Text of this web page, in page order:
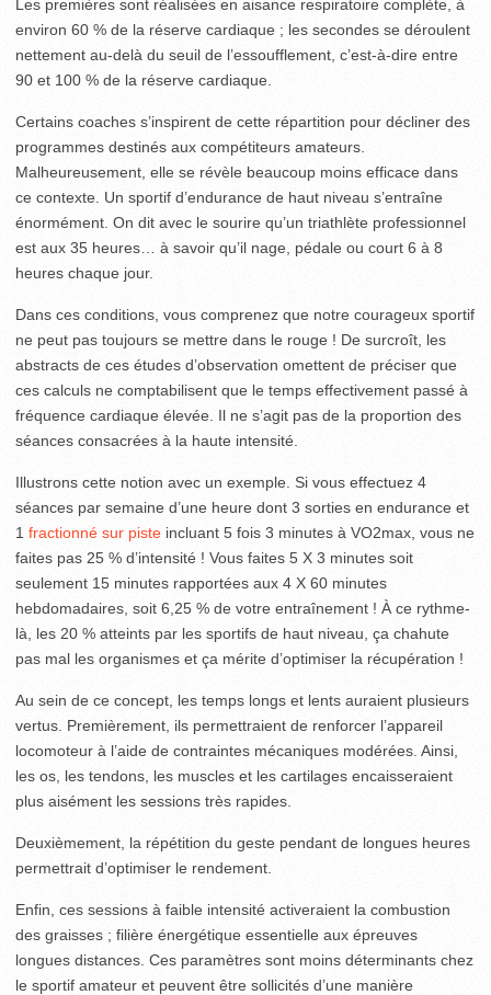
Les premières sont réalisées en aisance respiratoire complète, à
environ 60 % de la réserve cardiaque ; les secondes se déroulent
nettement au-delà du seuil de l’essoufflement, c’est-à-dire entre
90 et 100 % de la réserve cardiaque.
Certains coaches s’inspirent de cette répartition pour décliner des
programmes destinés aux compétiteurs amateurs.
Malheureusement, elle se révèle beaucoup moins efficace dans
ce contexte. Un sportif d’endurance de haut niveau s’entraîne
énormément. On dit avec le sourire qu’un triathlète professionnel
est aux 35 heures… à savoir qu’il nage, pédale ou court 6 à 8
heures chaque jour.
Dans ces conditions, vous comprenez que notre courageux sportif
ne peut pas toujours se mettre dans le rouge ! De surcroît, les
abstracts de ces études d’observation omettent de préciser que
ces calculs ne comptabilisent que le temps effectivement passé à
fréquence cardiaque élevée. Il ne s’agit pas de la proportion des
séances consacrées à la haute intensité.
Illustrons cette notion avec un exemple. Si vous effectuez 4
séances par semaine d’une heure dont 3 sorties en endurance et
1 fractionné sur piste incluant 5 fois 3 minutes à VO2max, vous ne
faites pas 25 % d’intensité ! Vous faites 5 X 3 minutes soit
seulement 15 minutes rapportées aux 4 X 60 minutes
hebdomadaires, soit 6,25 % de votre entraînement ! À ce rythme-
là, les 20 % atteints par les sportifs de haut niveau, ça chahute
pas mal les organismes et ça mérite d’optimiser la récupération !
Au sein de ce concept, les temps longs et lents auraient plusieurs
vertus. Premièrement, ils permettraient de renforcer l’appareil
locomoteur à l’aide de contraintes mécaniques modérées. Ainsi,
les os, les tendons, les muscles et les cartilages encaisseraient
plus aisément les sessions très rapides.
Deuxièmement, la répétition du geste pendant de longues heures
permettrait d’optimiser le rendement.
Enfin, ces sessions à faible intensité activeraient la combustion
des graisses ; filière énergétique essentielle aux épreuves
longues distances. Ces paramètres sont moins déterminants chez
le sportif amateur et peuvent être sollicités d’une manière